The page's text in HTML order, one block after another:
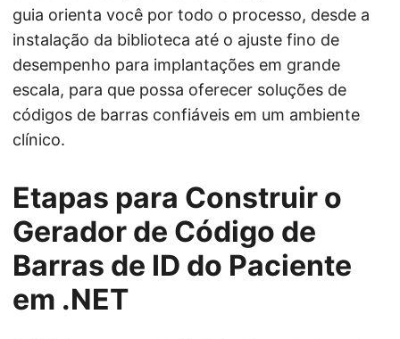
guia orienta você por todo o processo, desde a
instalação da biblioteca até o ajuste fino de
desempenho para implantações em grande
escala, para que possa oferecer soluções de
códigos de barras confiáveis em um ambiente
clínico.
Etapas para Construir o
Gerador de Código de
Barras de ID do Paciente
em .NET